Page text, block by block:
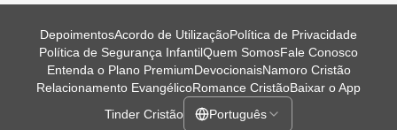
DepoimentosAcordo de UtilizaçãoPolítica de Privacidade
Política de Segurança InfantilQuem SomosFale Conosco
Entenda o Plano PremiumDevocionaisNamoro Cristão
Relacionamento EvangélicoRomance CristãoBaixar o App
Tinder Cristão
Português